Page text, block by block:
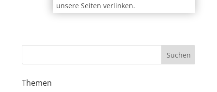
unsere Seiten verlinken.
Themen